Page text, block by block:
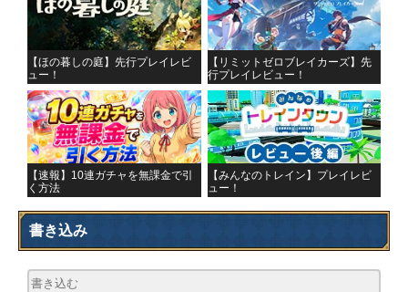
【ほの暮しの庭】先行プレイレビ
ュー！
【リミットゼロブレイカーズ】先
行プレイレビュー！
【速報】10連ガチャを無課金で引
く方法
【みんなのトレイン】プレイレビ
ュー！
書き込み